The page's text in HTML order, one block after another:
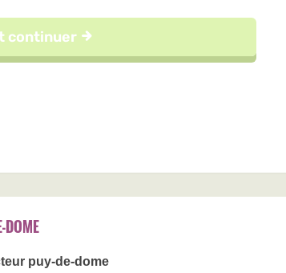
DOME
puy-de-dome